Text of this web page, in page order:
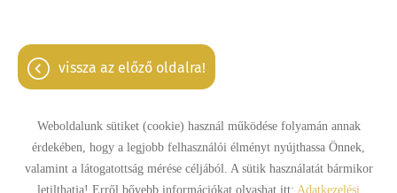
vissza az előző oldalra!
Oldal információk Adatkezelési tájékoztató Impresszum
Weboldalunk sütiket (cookie) használ működése folyamán annak
érdekében, hogy a legjobb felhasználói élményt nyújthassa Önnek,
valamint a látogatottság mérése céljából. A sütik használatát bármikor
letilthatja! Erről bővebb információkat olvashat itt: Adatkezelési